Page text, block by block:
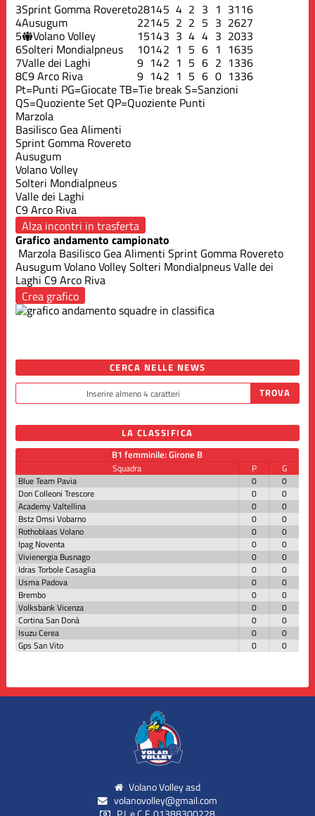
3Sprint Gomma Rovereto28145 4 2 3 1 3116
4Ausugum 22145 2 2 5 3 2627
5 Volano Volley 15143 3 4 4 3 2033
6Solteri Mondialpneus 10142 1 5 6 1 1635
7Valle dei Laghi 9 142 1 5 6 2 1336
8C9 Arco Riva 9 142 1 5 6 0 1336
Pt=Punti PG=GiocateTB=Tie breakS=Sanzioni
QS=Quoziente Set QP=Quoziente Punti
Marzola
Basilisco Gea Alimenti
Sprint Gomma Rovereto
Ausugum
Volano Volley
Solteri Mondialpneus
Valle dei Laghi
C9 Arco Riva
Alza incontri in trasferta
Grafico andamento campionato
Marzola Basilisco Gea Alimenti Sprint Gomma Rovereto
AusugumVolano VolleySolteri MondialpneusValle dei
Laghi C9 Arco Riva
Crea grafico
CERCA NELLE NEWS
LA CLASSIFICA
B1 femminile: Girone B
Squadra P
G
Blue Team Pavia
0
0
Don Colleoni Trescore
0
0
Academy Valtellina
0
0
Bstz Omsi Vobarno
0
0
Rothoblaas Volano
0
0
Ipag Noventa
0
0
Vivienergia Busnago
0
0
Idras Torbole Casaglia
0
0
Usma Padova
0
0
Brembo
0
0
Volksbank Vicenza
0
0
Cortina San Donà
0
0
Isuzu Cerea
0
0
Gps San Vito
0 0
Volano Volley asd
volanovolley@gmail.com